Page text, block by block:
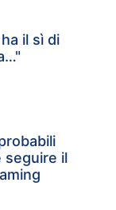
il sì di
seguire il